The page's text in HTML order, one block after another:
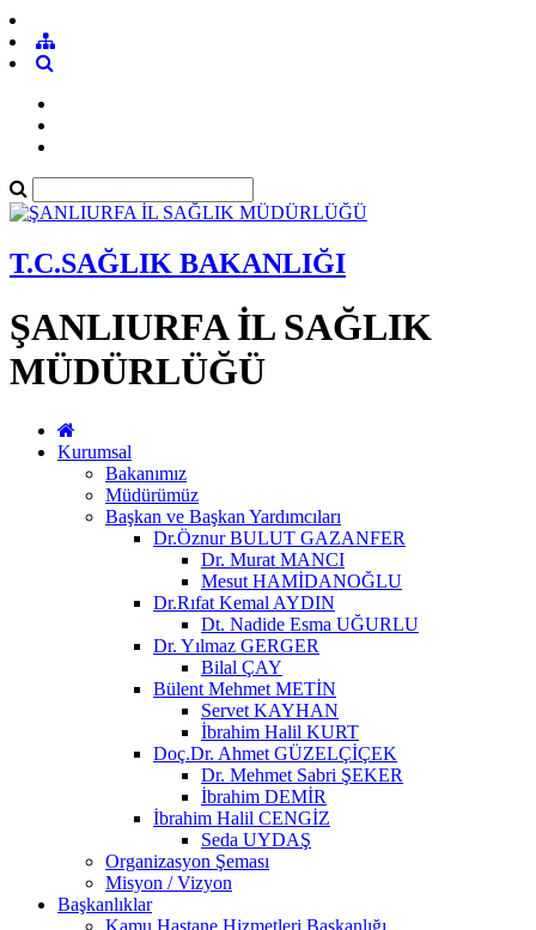
T.C.SAĞLIK BAKANLIĞI
ŞANLIURFA İL SAĞLIK
MÜDÜRLÜĞÜ
Kurumsal
Bakanımız
Müdürümüz
Başkan ve Başkan Yardımcıları
Dr.Öznur BULUT GAZANFER
Dr. Murat MANCI
Mesut HAMİDANOĞLU
Dr.Rıfat Kemal AYDIN
Dt. Nadide Esma UĞURLU
Dr. Yılmaz GERGER
Bilal ÇAY
Bülent Mehmet METİN
Servet KAYHAN
İbrahim Halil KURT
Doç.Dr. Ahmet GÜZELÇİÇEK
Dr. Mehmet Sabri ŞEKER
İbrahim DEMİR
İbrahim Halil CENGİZ
Seda UYDAŞ
Organizasyon Şeması
Misyon / Vizyon
Başkanlıklar
Kamu Hastane Hizmetleri Başkanlığı